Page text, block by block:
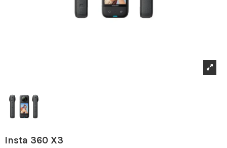
Insta 360 X3